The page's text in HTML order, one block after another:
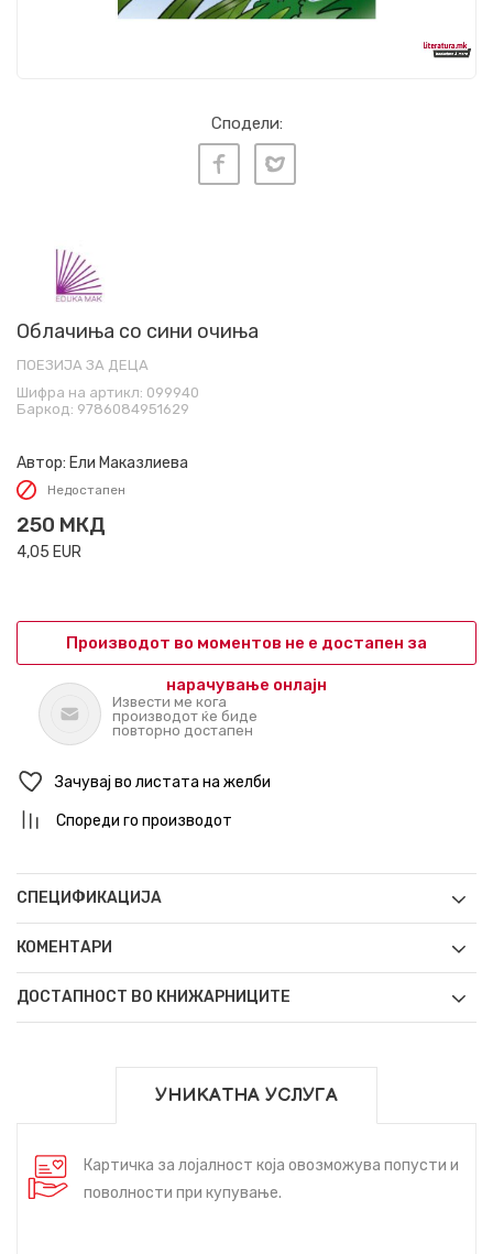
Сподели:
Облачиња со сини очиња
ПОЕЗИЈА ЗА ДЕЦА
Шифра на артикл: 099940
Баркод: 9786084951629
Автор: Ели Маказлиева
Недостапен
250 МКД
4,05 EUR
Производот во моментов не е достапен за
нарачување онлајн
Извести ме кога
производот ќе биде
повторно достапен
Зачувај во листата на желби
Спореди го производот
СПЕЦИФИКАЦИЈА
КОМЕНТАРИ
ДОСТАПНОСТ ВО КНИЖАРНИЦИТЕ
УНИКАТНА УСЛУГА
Картичка за лојалност која овозможува попусти и
поволности при купување.